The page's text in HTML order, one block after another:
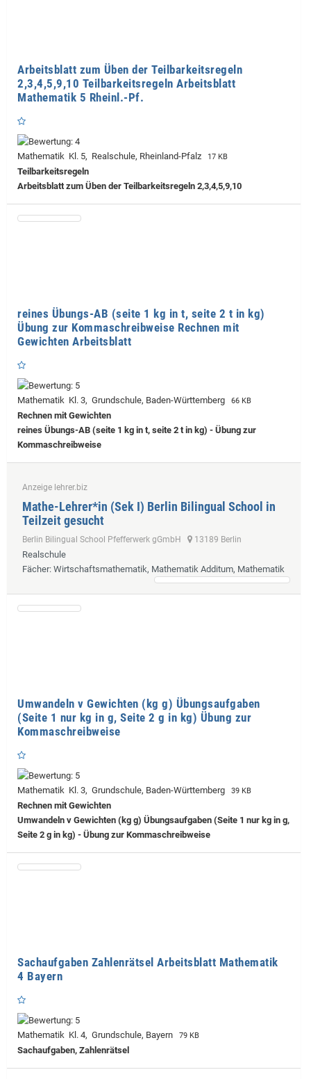
Arbeitsblatt zum Üben der Teilbarkeitsregeln
2,3,4,5,9,10 Teilbarkeitsregeln Arbeitsblatt
Mathematik 5 Rheinl.-Pf.
Mathematik Kl. 5, Realschule, Rheinland-Pfalz 17 KB
Teilbarkeitsregeln
Arbeitsblatt zum Üben der Teilbarkeitsregeln 2,3,4,5,9,10
reines Übungs-AB (seite 1 kg in t, seite 2 t in kg)
Übung zur Kommaschreibweise Rechnen mit
Gewichten Arbeitsblatt
Mathematik Kl. 3, Grundschule, Baden-Württemberg 66 KB
Rechnen mit Gewichten
reines Übungs-AB (seite 1 kg in t, seite 2 t in kg) - Übung zur
Kommaschreibweise
Anzeige lehrer.biz
Mathe-Lehrer*in (Sek I) Berlin Bilingual School in
Teilzeit gesucht
Berlin Bilingual School Pfefferwerk gGmbH 13189 Berlin
Realschule
Fächer: Wirtschaftsmathematik, Mathematik Additum, Mathematik
Umwandeln v Gewichten (kg g) Übungsaufgaben
(Seite 1 nur kg in g, Seite 2 g in kg) Übung zur
Kommaschreibweise
Mathematik Kl. 3, Grundschule, Baden-Württemberg 39 KB
Rechnen mit Gewichten
Umwandeln v Gewichten (kg g) Übungsaufgaben (Seite 1 nur kg in g,
Seite 2 g in kg) - Übung zur Kommaschreibweise
Sachaufgaben Zahlenrätsel Arbeitsblatt Mathematik
4 Bayern
Mathematik Kl. 4, Grundschule, Bayern 79 KB
Sachaufgaben, Zahlenrätsel